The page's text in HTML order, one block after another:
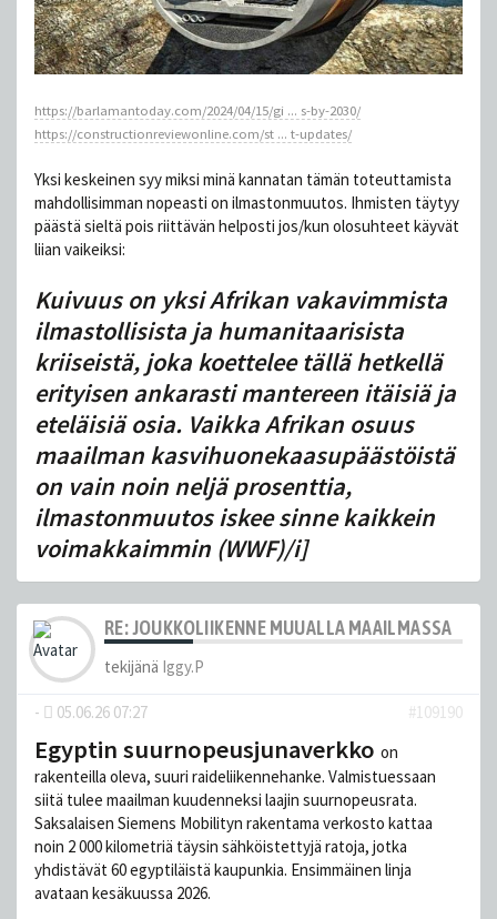
https://barlamantoday.com/2024/04/15/gi ... s-by-2030/
https://constructionreviewonline.com/st ... t-updates/
Yksi keskeinen syy miksi minä kannatan tämän toteuttamista
mahdollisimman nopeasti on ilmastonmuutos. Ihmisten täytyy
päästä sieltä pois riittävän helposti jos/kun olosuhteet käyvät
liian vaikeiksi:
Kuivuus on yksi Afrikan vakavimmista
ilmastollisista ja humanitaarisista
kriiseistä, joka koettelee tällä hetkellä
erityisen ankarasti mantereen itäisiä ja
eteläisiä osia. Vaikka Afrikan osuus
maailman kasvihuonekaasupäästöistä
on vain noin neljä prosenttia,
ilmastonmuutos iskee sinne kaikkein
voimakkaimmin (WWF)/i]
RE: JOUKKOLIIKENNE MUUALLA MAAILMASSA
tekijänä Iggy.P
- 05.06.26 07:27 #109190
Egyptin suurnopeusjunaverkko on
rakenteilla oleva, suuri raideliikennehanke. Valmistuessaan
siitä tulee maailman kuudenneksi laajin suurnopeusrata.
Saksalaisen Siemens Mobilityn rakentama verkosto kattaa
noin 2 000 kilometriä täysin sähköistettyjä ratoja, jotka
yhdistävät 60 egyptiläistä kaupunkia. Ensimmäinen linja
avataan kesäkuussa 2026.